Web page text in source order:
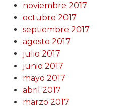
noviembre 2017
octubre 2017
septiembre 2017
agosto 2017
julio 2017
junio 2017
mayo 2017
abril 2017
marzo 2017